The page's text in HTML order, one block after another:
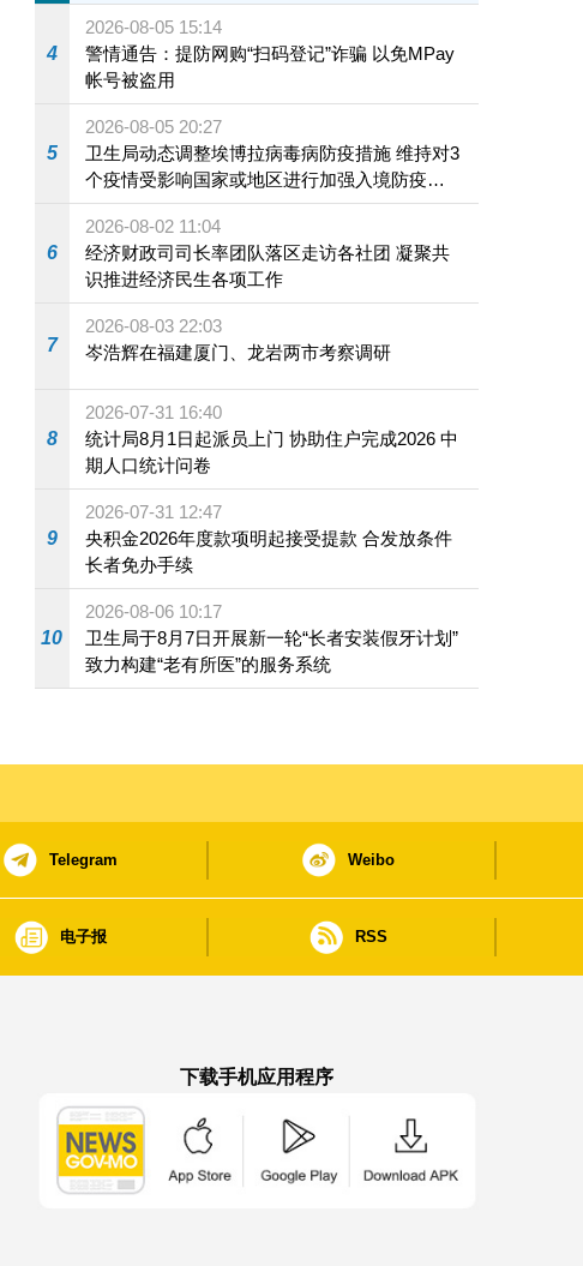
4
2026-08-05 15:14
警情通告：提防网购“扫码登记”诈骗 以免MPay
帐号被盗用
5
2026-08-05 20:27
卫生局动态调整埃博拉病毒病防疫措施 维持对3
个疫情受影响国家或地区进行加强入境防疫措
施
6
2026-08-02 11:04
经济财政司司长率团队落区走访各社团 凝聚共
识推进经济民生各项工作
7
2026-08-03 22:03
岑浩辉在福建厦门、龙岩两市考察调研
8
2026-07-31 16:40
统计局8月1日起派员上门 协助住户完成2026 中
期人口统计问卷
9
2026-07-31 12:47
央积金2026年度款项明起接受提款 合发放条件
长者免办手续
10
2026-08-06 10:17
卫生局于8月7日开展新一轮“长者安装假牙计划”
致力构建“老有所医”的服务系统
Telegram Weibo
电子报 RSS
下载手机应用程序